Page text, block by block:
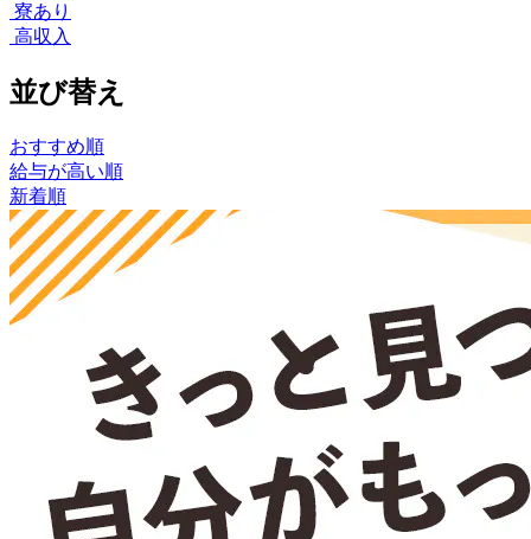
寮あり
高収入
並び替え
おすすめ順
給与が高い順
新着順